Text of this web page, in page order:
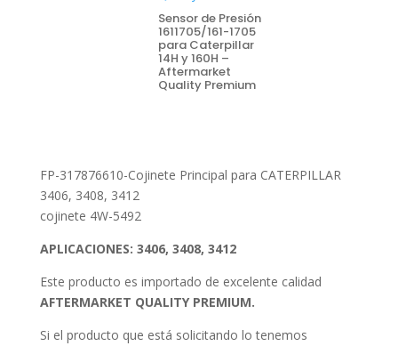
Sensor de Presión
1611705/161-1705
para Caterpillar
14H y 160H –
Aftermarket
Quality Premium
FP-317876610-Cojinete Principal para CATERPILLAR
3406, 3408, 3412
cojinete 4W-5492
APLICACIONES: 3406, 3408, 3412
Este producto es importado de excelente calidad
AFTERMARKET QUALITY PREMIUM.
Si el producto que está solicitando lo tenemos